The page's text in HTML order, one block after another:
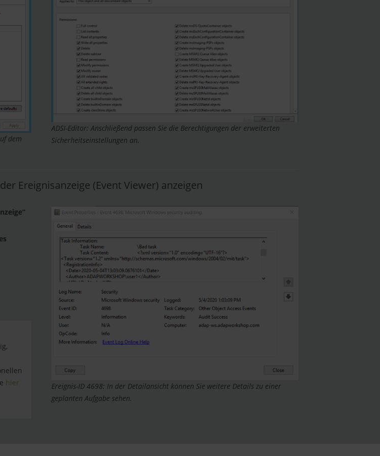
dem
ADSI-Editor: Anschließend passen Sie die Berechtigungen der erweiterten
Sicherheitseinstellungen an.
Ereignisanzeige (Event Viewer) anzeigen
hier
Ereignis-ID 4698: In der Detailansicht können Sie weitere Details zu einer
geplanten Aufgabe sehen.